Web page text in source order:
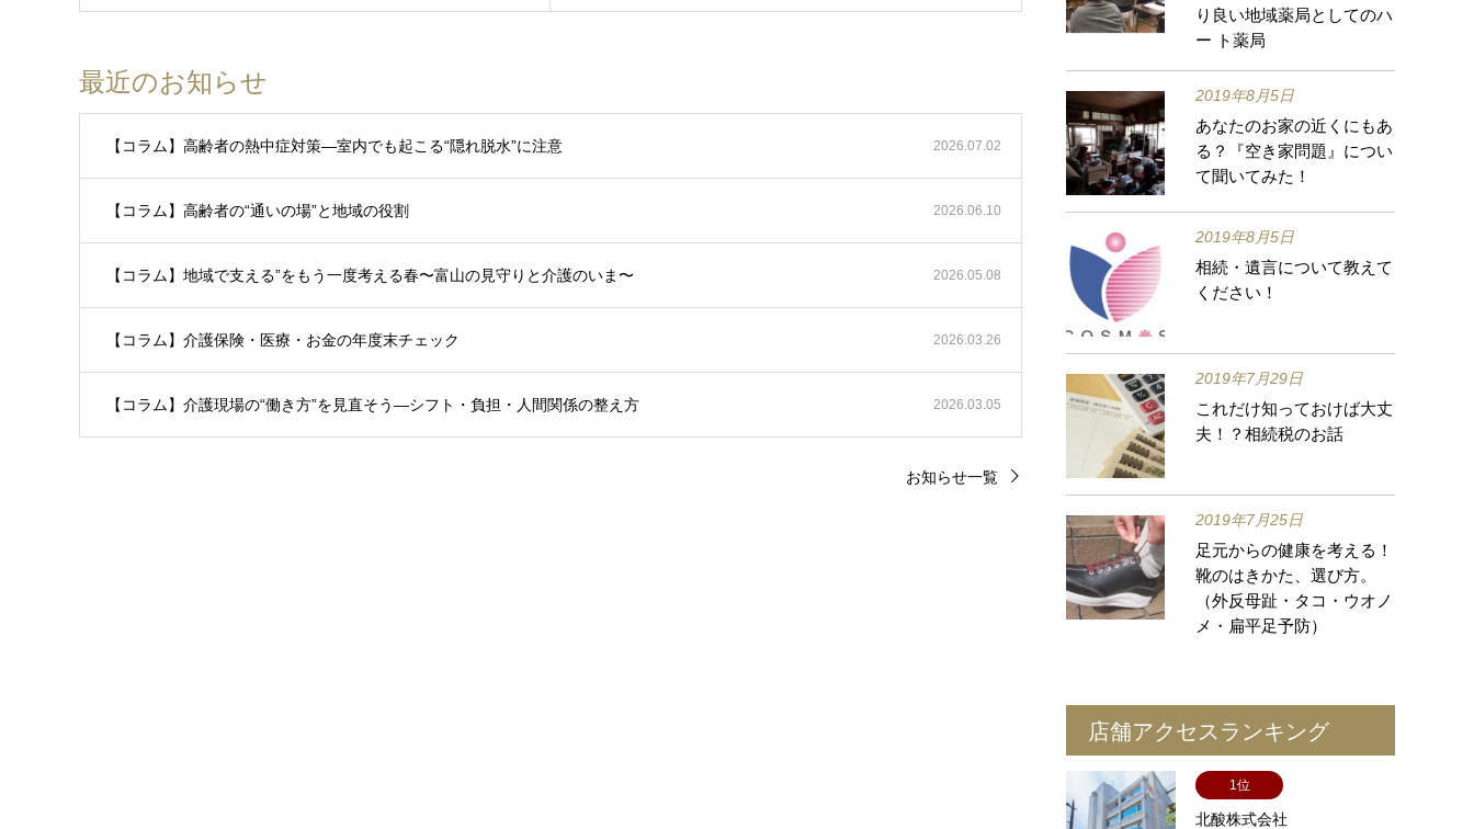
最近のお知らせ
【コラム】高齢者の熱中症対策―室内でも起こる“隠れ脱水”に注意 2026.07.02
【コラム】高齢者の“通いの場”と地域の役割 2026.06.10
【コラム】地域で支える”をもう一度考える春〜富山の見守りと介護のいま〜 2026.05.08
【コラム】介護保険・医療・お金の年度末チェック 2026.03.26
【コラム】介護現場の“働き方”を見直そう―シフト・負担・人間関係の整え方 2026.03.05
お知らせ一覧
り良い地域薬局としてのハ
ー ト薬局
2019年8月5日
あなたのお家の近くにもあ
る？『空き家問題』につい
て聞いてみた！
2019年8月5日
相続・遺言について教えて
ください！
2019年7月29日
これだけ知っておけば大丈
夫！？相続税のお話
2019年7月25日
足元からの健康を考える！
靴のはきかた、選び方。
（外反母趾・タコ・ウオノ
メ・扁平足予防）
店舗アクセスランキング
1位
北酸株式会社